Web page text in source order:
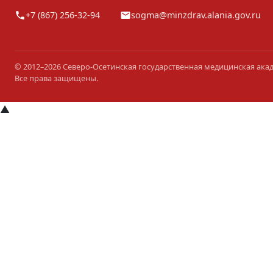
+7 (867) 256-32-94 sogma@minzdrav.alania.gov.ru
© 2012–2026 Северо-Осетинская государственная медицинская
Все права защищены.
▲